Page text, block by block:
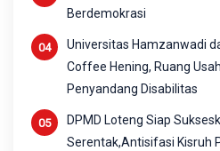
Berdemokrasi
Universitas Hamzanwadi
Coffee Hening, Ruang
Penyandang Disabilitas
DPMD Loteng Siap
Serentak,Antisifasi Kisruh